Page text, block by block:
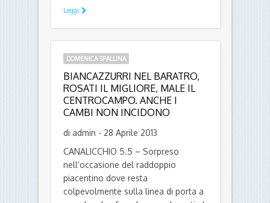
Leggi
DOMENICA SPALLINA
BIANCAZZURRI NEL BARATRO,
ROSATI IL MIGLIORE, MALE IL
CENTROCAMPO. ANCHE I
CAMBI NON INCIDONO
di admin - 28 Aprile 2013
CANALICCHIO 5.5 – Sorpreso
nell’occasione del raddoppio
piacentino dove resta
colpevolmente sulla linea di porta a